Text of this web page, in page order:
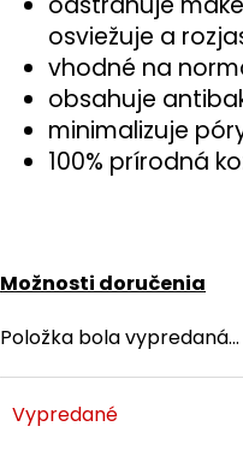
osviežuje a
vhodné na
obsahuje
minimalizuje
100% prírodná
Možnosti doručenia
Položka bola vypredaná…
Vypredané